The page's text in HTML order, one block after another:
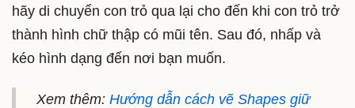
hãy di chuyển con trỏ qua lại cho đến khi con trỏ trở
thành hình chữ thập có mũi tên. Sau đó, nhấp và
kéo hình dạng đến nơi bạn muốn.
Xem thêm: Hướng dẫn cách vẽ Shapes giữ